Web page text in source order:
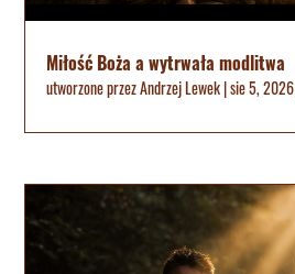
Miłość Boża a wytrwała modlitwa
utworzone przezAndrzej Lewek|sie 5, 2026